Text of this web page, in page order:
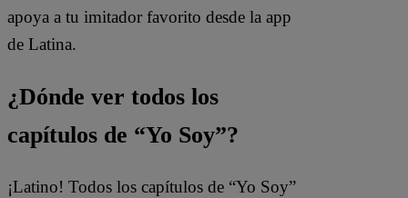
apoya a tu imitador favorito desde la app
de Latina.
¿Dónde ver todos los
capítulos de “Yo Soy”?
¡Latino! Todos los capítulos de “Yo Soy”